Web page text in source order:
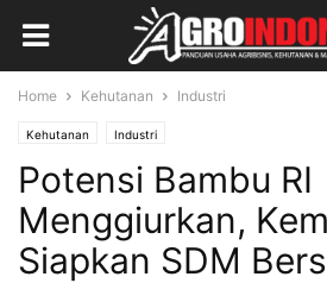
Home Kehutanan Industri
Kehutanan Industri
Potensi Bambu RI
Menggiurkan,
Siapkan SDM